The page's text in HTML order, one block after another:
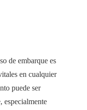
de embarque es
en cualquier
puede ser
especialmente